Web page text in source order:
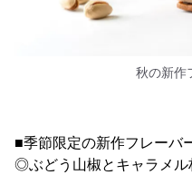
秋の新作
■季節限定の新作フレーバ
◎ぶどう山椒とキャラメル